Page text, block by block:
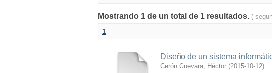
Mostrando 1 de un total de 1 resultados. (
1
Diseño de un sistema
Cerón Guevara, Héctor (2015-10-12)